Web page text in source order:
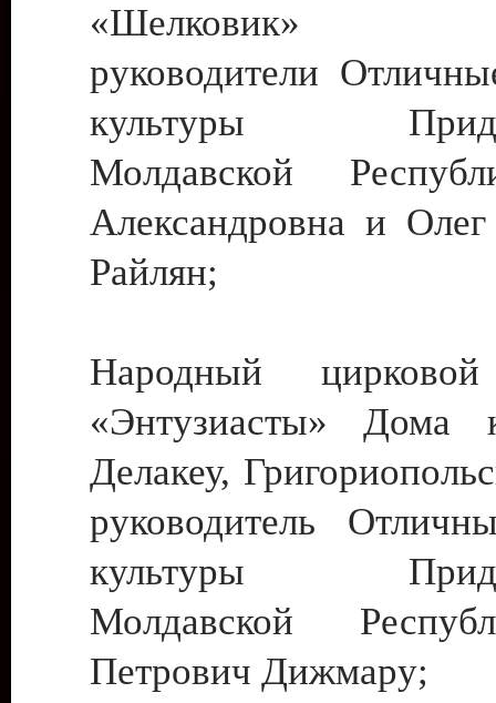
«Шелковик»
руководители
культуры
Молдавской
Александровна и
Райлян;
Народный цирковой
«Энтузиасты» Дома
Делакеу,
руководитель
культуры
Молдавской
Петрович Дижмару;